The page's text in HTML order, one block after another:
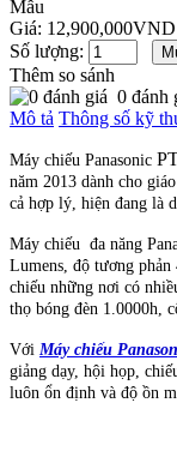
Mẫu
Giá: 12,900,000VND
Số lượng:
Thêm so sánh
0 đánh
Mô tả Thông số kỹ
Máy chiếu Panasonic
năm 2013 dành cho
cả hợp lý, hiện đang là
Máy chiếu đa năng
Lumens, độ tương
chiếu những nơi có
thọ bóng đèn 1.0000h,
Với Máy chiếu
giảng dạy, hội họp,
luôn ổn định và độ ồn